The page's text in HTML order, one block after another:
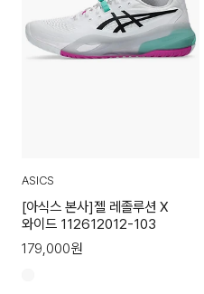
ASICS
[아식스 본사]젤 레졸루션 X
와이드 112612012-103
179,000원